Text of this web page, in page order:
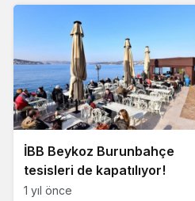
İBB Beykoz Burunbahçe
tesisleri de kapatılıyor!
1 yıl önce